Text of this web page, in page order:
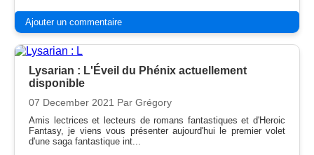
Ajouter un commentaire
Lysarian : L'Éveil du Phénix actuellement
disponible
07 December 2021 Par Grégory
Amis lectrices et lecteurs de romans fantastiques et d'Heroic
Fantasy, je viens vous présenter aujourd'hui le premier volet
d'une saga fantastique int...